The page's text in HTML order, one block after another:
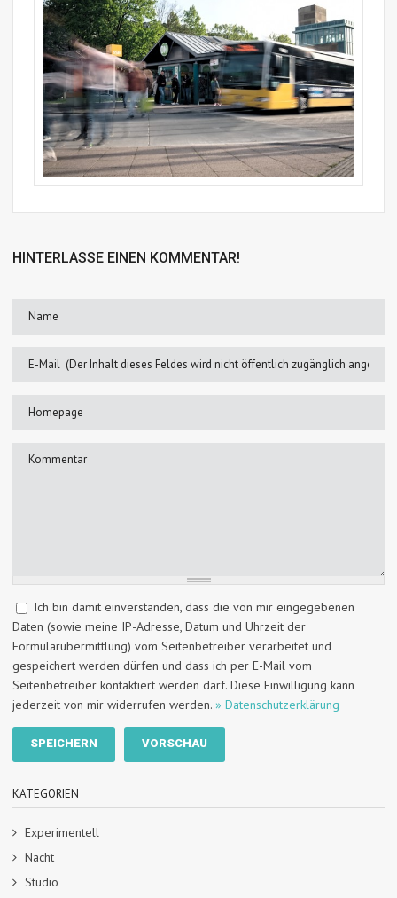
HINTERLASSE EINEN KOMMENTAR!
Ich bin damit einverstanden, dass die von mir eingegebenen
Daten (sowie meine IP-Adresse, Datum und Uhrzeit der
Formularübermittlung) vom Seitenbetreiber verarbeitet und
gespeichert werden dürfen und dass ich per E-Mail vom
Seitenbetreiber kontaktiert werden darf. Diese Einwilligung kann
jederzeit von mir widerrufen werden. » Datenschutzerklärung
KATEGORIEN
Experimentell
Nacht
Studio